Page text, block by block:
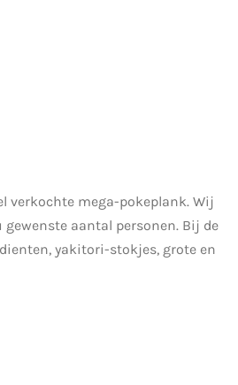
verkochte mega-pokeplank. Wij
aantal personen. Bij de
yakitori-stokjes, grote en